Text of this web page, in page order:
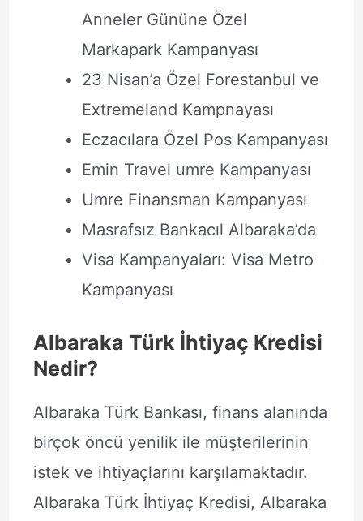
Anneler Gününe Özel
Markapark Kampanyası
23 Nisan’a Özel Forestanbul ve
Extremeland Kampnayası
Eczacılara Özel Pos Kampanyası
Emin Travel umre Kampanyası
Umre Finansman Kampanyası
Masrafsız Bankacıl Albaraka’da
Visa Kampanyaları: Visa Metro
Kampanyası
Albaraka Türk İhtiyaç Kredisi
Nedir?
Albaraka Türk Bankası, finans alanında
birçok öncü yenilik ile müşterilerinin
istek ve ihtiyaçlarını karşılamaktadır.
Albaraka Türk İhtiyaç Kredisi, Albaraka